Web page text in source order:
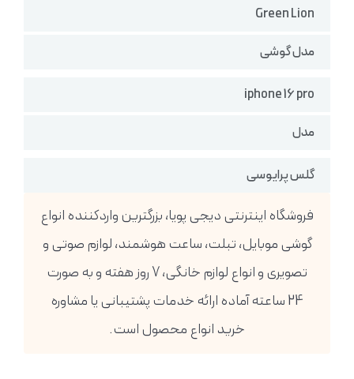
Green Lion
مدل گوشی
iphone 16 pro
مدل
گلس پرایوسی
فروشگاه اینترنتی دیجی پویا، بزرگترین واردکننده انواع
گوشی موبایل، تبلت، ساعت هوشمند، لوازم صوتی و
تصویری و انواع لوازم خانگی، 7 روز هفته و به صورت
24 ساعته آماده ارائه خدمات پشتیبانی یا مشاوره
خرید انواع محصول است.